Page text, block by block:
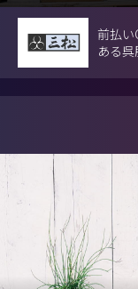
前払い
ある